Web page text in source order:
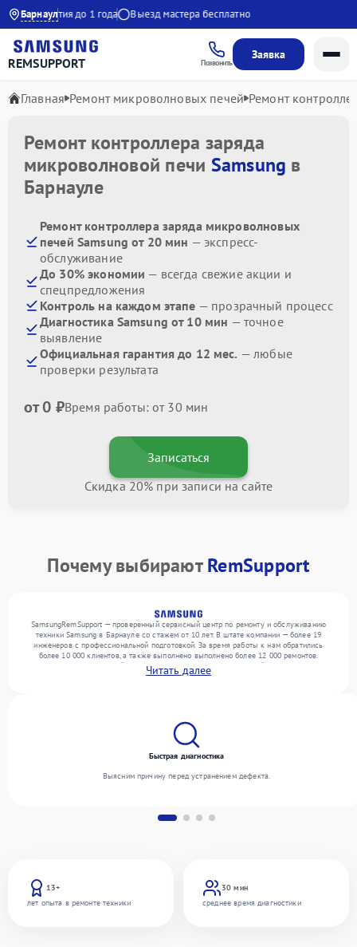
Барнаул
Гарантия до 1 года Выезд мастера бесплатно
REMSUPPORT Позвонить
Заявка
Главная Ремонт микроволновых печей Ремонт
Ремонт контроллера заряда
микроволновой печи Samsung в
Барнауле
Ремонт контроллера заряда микроволновых
печей Samsung от 20 мин — экспресс-
обслуживание
До 30% экономии — всегда свежие акции и
спецпредложения
Контроль на каждом этапе — прозрачный процесс
Диагностика Samsung от 10 мин — точное
выявление
Официальная гарантия до 12 мес. — любые
проверки результата
от 0 ₽Время работы: от 30 мин
Записаться
Скидка 20% при записи на сайте
Почему выбираютRemSupport
SamsungRemSupport — проверенный сервисный центр по ремонту и обслуживанию
техники Samsung в Барнауле со стажем от 10 лет. В штате компании — более 19
инженеров с профессиональной подготовкой. За время работы к нам обратились
более 10 000 клиентов, а также выполнено выполнено более 12 000 ремонтов.
Ежемесячно в сервисный центр поступает более 300 обращений, включая , , . Мы
беремся за задачи любой сложности и поддерживаем высокий стандарт качества
Читать далее
13+
лет опыта в ремонте техники
30 мин
среднее время диагностики
Быстрая диагностика
Выясним причину перед устранением дефекта.